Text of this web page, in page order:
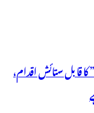
قابل ستائش اقدام،